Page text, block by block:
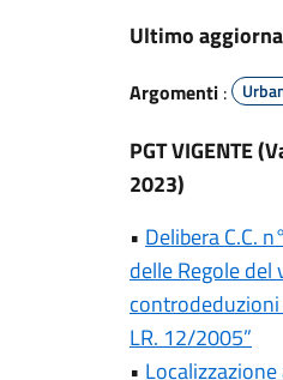
Ultimo
Argomenti :
PGT VIGENTE
2023)
• Delibera C.C.
delle Regole
controdeduzioni
LR. 12/2005”
•